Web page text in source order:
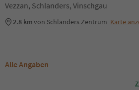
Vezzan, Schlanders, Vinschgau
2.8 kmvon Schlanders Zentrum Karte
Alle Angaben